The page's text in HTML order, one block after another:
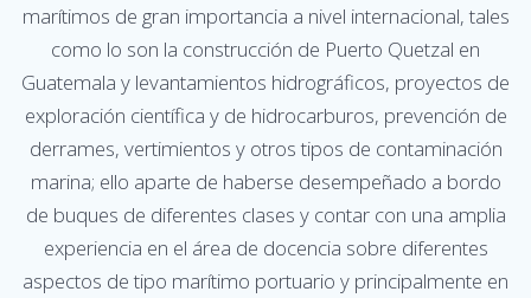
marítimos de gran importancia a nivel internacional, tales
como lo son la construcción de Puerto Quetzal en
Guatemala y levantamientos hidrográficos, proyectos de
exploración científica y de hidrocarburos, prevención de
derrames, vertimientos y otros tipos de contaminación
marina; ello aparte de haberse desempeñado a bordo
de buques de diferentes clases y contar con una amplia
experiencia en el área de docencia sobre diferentes
aspectos de tipo marítimo portuario y principalmente en